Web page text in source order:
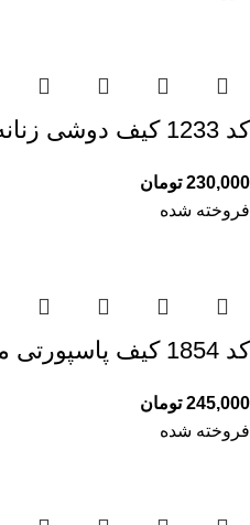
کد 1233 کیف دوشی زنانه بغل زیپ
230,000 تومان
فروخته شده
کد 1854 کیف پاسپورتی مدل هیرا
245,000 تومان
فروخته شده